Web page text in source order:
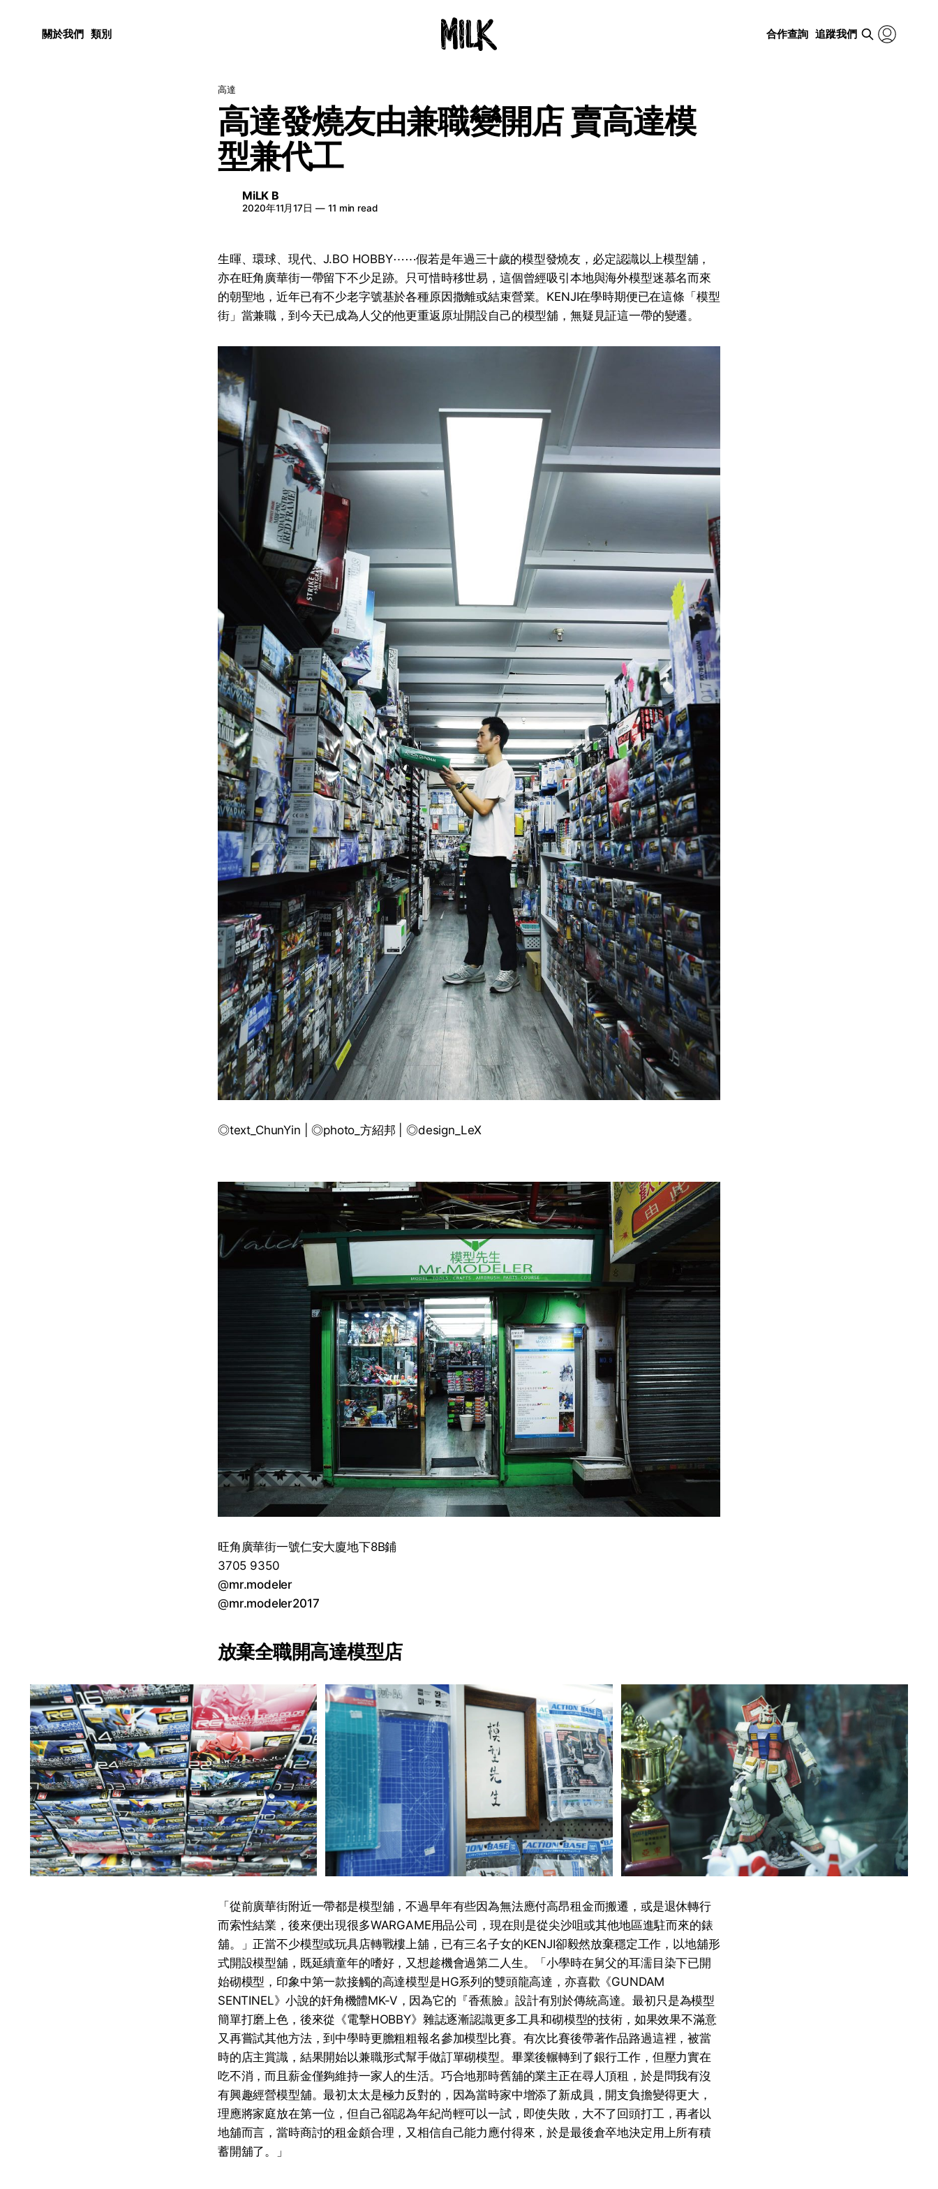
關於我們 類別 合作查詢 追蹤我們
高達
高達發燒友由兼職變開店 賣高達模
型兼代工
MiLK B
2020年11月17日 —11 min read
生暉、環球、現代、J.BO HOBBY⋯⋯假若是年過三十歲的模型發燒友，必定認識以上模型舖，
亦在旺角廣華街一帶留下不少足跡。只可惜時移世易，這個曾經吸引本地與海外模型迷慕名而來
的朝聖地，近年已有不少老字號基於各種原因撒離或結束營業。KENJI在學時期便已在這條「模型
街」當兼職，到今天已成為人父的他更重返原址開設自己的模型舖，無疑見証這一帶的變遷。
◎text_ChunYin | ◎photo_方紹邦 | ◎design_LeX
旺角廣華街一號仁安大廈地下8B鋪
3705 9350
@mr.modeler
@mr.modeler2017
放棄全職開高達模型店
「從前廣華街附近一帶都是模型舖，不過早年有些因為無法應付高昂租金而搬遷，或是退休轉行
而索性結業，後來便出現很多WARGAME用品公司，現在則是從尖沙咀或其他地區進駐而來的錶
舖。」正當不少模型或玩具店轉戰樓上舖，已有三名子女的KENJI卻毅然放棄穩定工作，以地舖形
式開設模型舖，既延續童年的嗜好，又想趁機會過第二人生。「小學時在舅父的耳濡目染下已開
始砌模型，印象中第一款接觸的高達模型是HG系列的雙頭龍高達，亦喜歡《GUNDAM
SENTINEL》小說的奸角機體MK-V，因為它的『香蕉臉』設計有別於傳統高達。最初只是為模型
簡單打磨上色，後來從《電擊HOBBY》雜誌逐漸認識更多工具和砌模型的技術，如果效果不滿意
又再嘗試其他方法，到中學時更膽粗粗報名參加模型比賽。有次比賽後帶著作品路過這裡，被當
時的店主賞識，結果開始以兼職形式幫手做訂單砌模型。畢業後輾轉到了銀行工作，但壓力實在
吃不消，而且薪金僅夠維持一家人的生活。巧合地那時舊舖的業主正在尋人頂租，於是問我有沒
有興趣經營模型舖。最初太太是極力反對的，因為當時家中增添了新成員，開支負擔變得更大，
理應將家庭放在第一位，但自己卻認為年紀尚輕可以一試，即使失敗，大不了回頭打工，再者以
地舖而言，當時商討的租金頗合理，又相信自己能力應付得來，於是最後倉卒地決定用上所有積
蓄開舖了。」